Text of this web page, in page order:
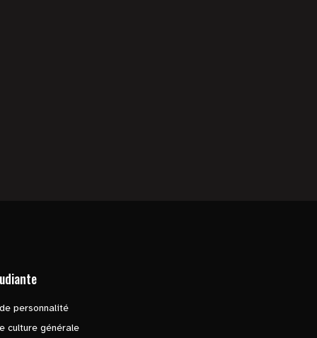
personnalité
culture générale